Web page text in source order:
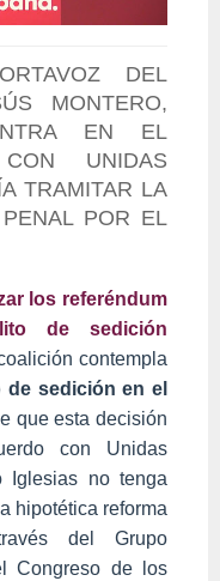
DEL
MONTERO,
EN EL
UNIDAS
TRAMITAR LA
POR EL
los referéndum
de sedición
contempla
de sedición en el
que esta decisión
con Unidas
Iglesias no tenga
hipotética reforma
del Grupo
Congreso de los